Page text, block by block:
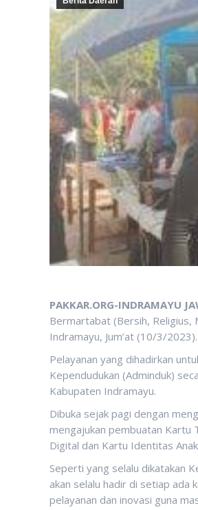
PAKKAR.ORG-INDRAMAYU
Bermartabat (Bersih, Religius,
Indramayu, Jum’at (10/3/2023).
Pelayanan yang dihadirkan
Kependudukan (Adminduk)
Kabupaten Indramayu.
Dibuka sejak pagi dengan
mengajukan pembuatan Kartu
Digital dan Kartu Identitas
Seperti yang selalu dikatakan
akan selalu hadir di setiap ada
pelayanan dan inovasi guna